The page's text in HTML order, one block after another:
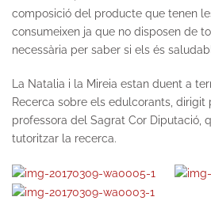
composició del producte que tenen
consumeixen ja que no disposen de
necessària per saber si els és
La Natalia i la Mireia estan duent a
Recerca sobre els edulcorants, dirigit
professora del Sagrat Cor Diputació,
tutoritzar la recerca.